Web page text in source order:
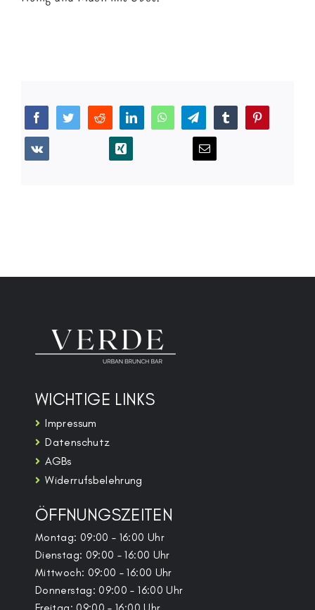
WICHTIGE LINKS
Impressum
Datenschutz
AGBs
Widerrufsbelehrung
ÖFFNUNGSZEITEN
Montag: 09:00 – 16:00 Uhr
Dienstag: 09:00 – 16:00 Uhr
Mittwoch: 09:00 – 16:00 Uhr
Donnerstag: 09:00 – 16:00 Uhr